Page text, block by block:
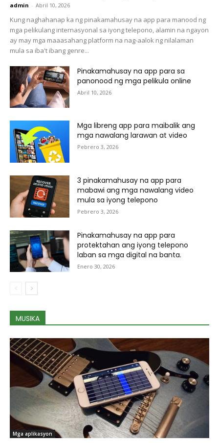
admin - Abril 10, 2026
Kung naghahanap ka ng pinakamahusay na app para manood ng
mga pelikulang internasyonal sa iyong telepono, alamin na ngayon
ay may mga maaasahang platform na nag-aalok ng nilalaman
mula sa iba't ibang genre...
Pinakamahusay na app para sa
panonood ng mga pelikula online
Abril 10, 2026
Mga libreng app para maibalik ang
mga nawalang larawan at video
Pebrero 3, 2026
3 pinakamahusay na app para
mabawi ang mga nawalang video
mula sa iyong telepono
Pebrero 3, 2026
Pinakamahusay na app para
protektahan ang iyong telepono
laban sa mga digital na banta.
Enero 30, 2026
MUSIKA
Mga aplikasyon